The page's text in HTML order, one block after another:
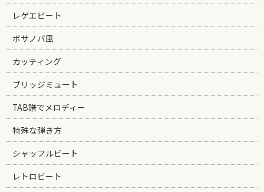
レゲエビート
ボサノバ風
カッティング
ブリッジミュート
TAB譜でメロディー
特殊な弾き方
シャッフルビート
レトロビート